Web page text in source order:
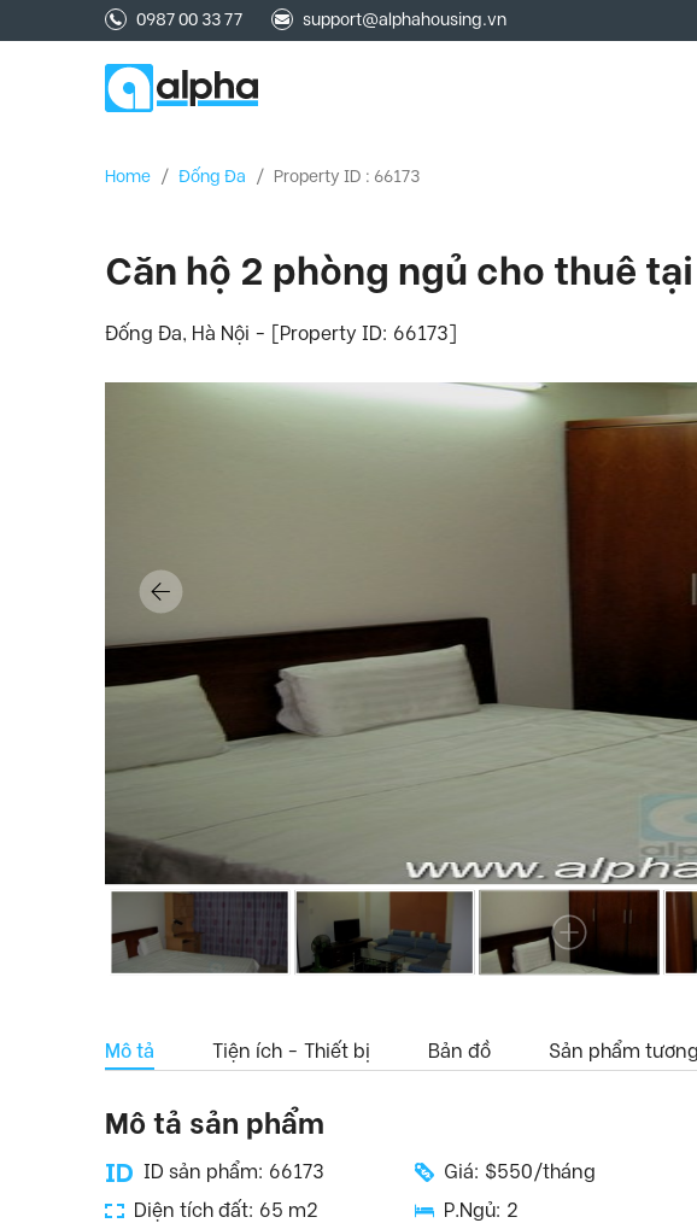
0987 00 33 77 support@alphahousing.vn
Home / Đống Đa / Property ID : 66173
Căn hộ 2 phòng ngủ cho thuê
Đống Đa, Hà Nội - [Property ID: 66173]
Mô tả Tiện ích - Thiết bị Bản đồ Sản phẩm
Mô tả sản phẩm
ID sản phẩm: 66173 Giá: $550/tháng
Diện tích đất: 65 m2
P.Ngủ: 2